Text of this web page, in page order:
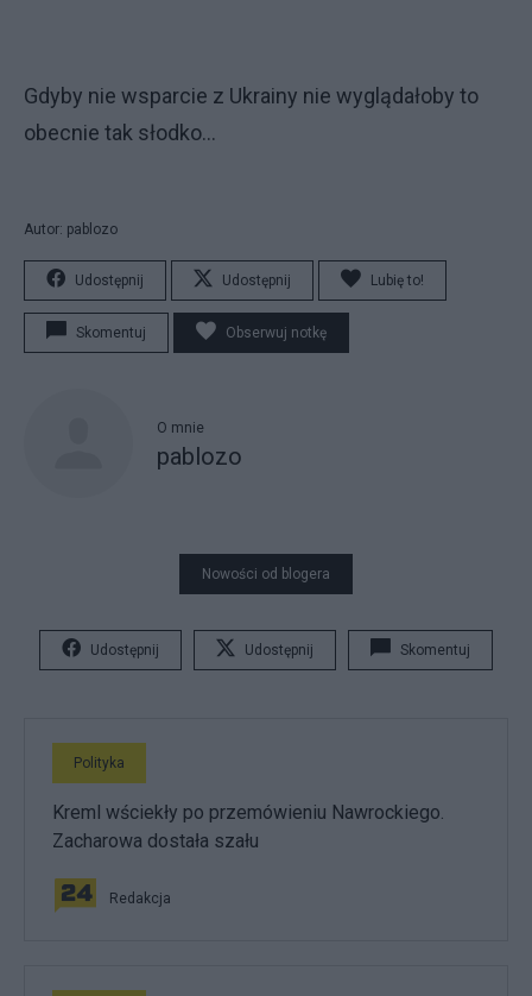
Gdyby nie wsparcie z Ukrainy nie wyglądałoby to
obecnie tak słodko...
Autor: pablozo
Udostępnij Udostępnij Lubię to!
Skomentuj Obserwuj notkę
O mnie
pablozo
Nowości od blogera
Udostępnij Udostępnij Skomentuj
Polityka
Kreml wściekły po przemówieniu Nawrockiego.
Zacharowa dostała szału
Redakcja